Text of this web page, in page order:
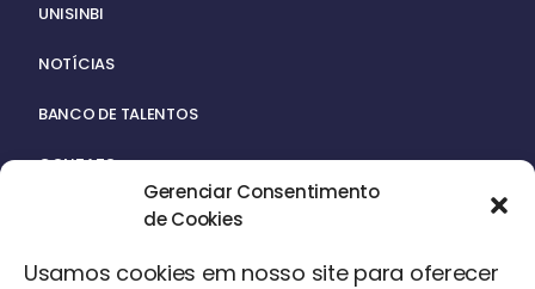
Gerenciar Consentimento
de Cookies
Usamos cookies em nosso site para oferecer
UNISINBI
NOTÍCIAS
BANCO DE TALENTOS
CONTATO